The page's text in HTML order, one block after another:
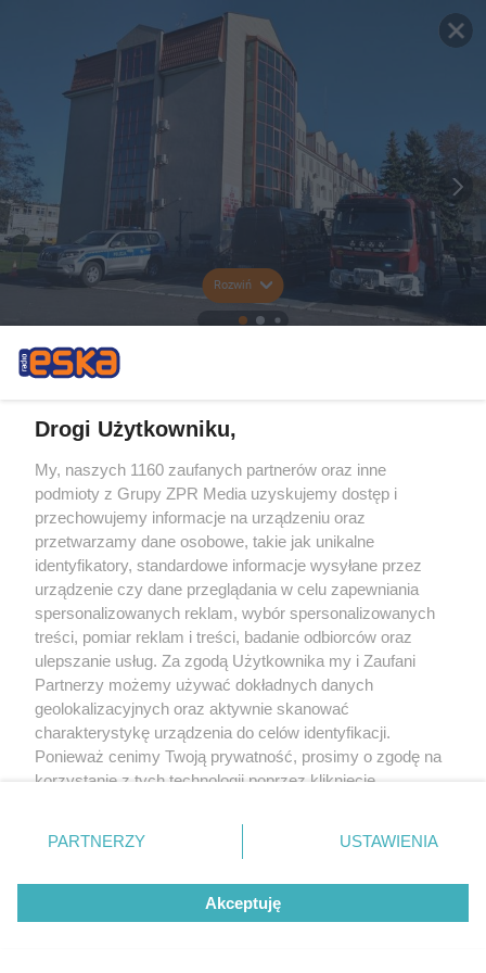
Rozwiń
Drogi Użytkowniku,
My, naszych 1160 zaufanych partnerów oraz inne
podmioty z Grupy ZPR Media uzyskujemy dostęp i
przechowujemy informacje na urządzeniu oraz
przetwarzamy dane osobowe, takie jak unikalne
identyfikatory, standardowe informacje wysyłane przez
urządzenie czy dane przeglądania w celu zapewniania
spersonalizowanych reklam, wybór spersonalizowanych
treści, pomiar reklam i treści, badanie odbiorców oraz
ulepszanie usług. Za zgodą Użytkownika my i Zaufani
Partnerzy możemy używać dokładnych danych
geolokalizacyjnych oraz aktywnie skanować
charakterystykę urządzenia do celów identyfikacji.
Ponieważ cenimy Twoją prywatność, prosimy o zgodę na
korzystanie z tych technologii poprzez kliknięcie
zmienić/wycofać klikając przycisk ustawień prywatności
znajdujący się w lewym dolnym rogu strony
rodzaje przetwarzania danych nie wymagają zgody
użytkownika, ale masz prawo sprzeciwić się takiemu
przetwarzaniu. Preferencje będą miały zastosowanie tylko
PARTNERZY USTAWIENIA
Akceptuję